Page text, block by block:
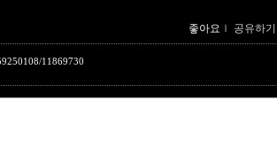
좋아요 ｌ 공유하기
11869730